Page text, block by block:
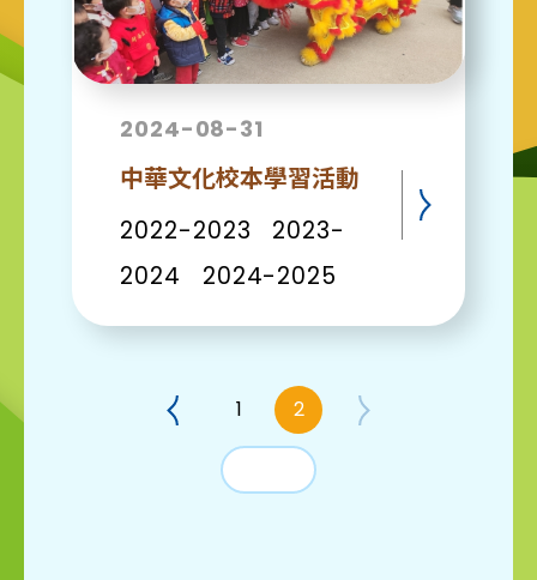
2024-08-31
中華文化校本學習活動
2022-2023 2023-
2024 2024-2025
1 2